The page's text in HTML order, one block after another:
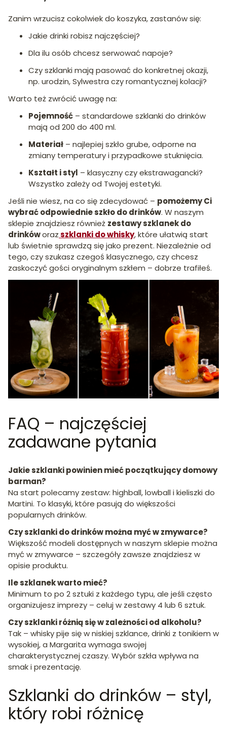
Zanim wrzucisz cokolwiek do koszyka, zastanów się:
Jakie drinki robisz najczęściej?
Dla ilu osób chcesz serwować napoje?
Czy szklanki mają pasować do konkretnej okazji,
np. urodzin, Sylwestra czy romantycznej kolacji?
Warto też zwrócić uwagę na:
Pojemność – standardowe szklanki do drinków
mają od 200 do 400 ml.
Materiał – najlepiej szkło grube, odporne na
zmiany temperatury i przypadkowe stuknięcia.
Kształt i styl – klasyczny czy ekstrawagancki?
Wszystko zależy od Twojej estetyki.
Jeśli nie wiesz, na co się zdecydować – pomożemy Ci
wybrać odpowiednie szkło do drinków. W naszym
sklepie znajdziesz również zestawy szklanek do
drinkóworazszklanki do whisky, które ułatwią start
lub świetnie sprawdzą się jako prezent. Niezależnie od
tego, czy szukasz czegoś klasycznego, czy chcesz
zaskoczyć gości oryginalnym szkłem – dobrze trafiłeś.
FAQ – najczęściej
zadawane pytania
Jakie szklanki powinien mieć początkujący domowy
barman?
Na start polecamy zestaw: highball, lowball i kieliszki do
Martini. To klasyki, które pasują do większości
popularnych drinków.
Czy szklanki do drinków można myć w zmywarce?
Większość modeli dostępnych w naszym sklepie można
myć w zmywarce – szczegóły zawsze znajdziesz w
opisie produktu.
Ile szklanek warto mieć?
Minimum to po 2 sztuki z każdego typu, ale jeśli często
organizujesz imprezy – celuj w zestawy 4 lub 6 sztuk.
Czy szklanki różnią się w zależności od alkoholu?
Tak – whisky pije się w niskiej szklance, drinki z tonikiem w
wysokiej, a Margarita wymaga swojej
charakterystycznej czaszy. Wybór szkła wpływa na
smak i prezentację.
Szklanki do drinków – styl,
który robi różnicę